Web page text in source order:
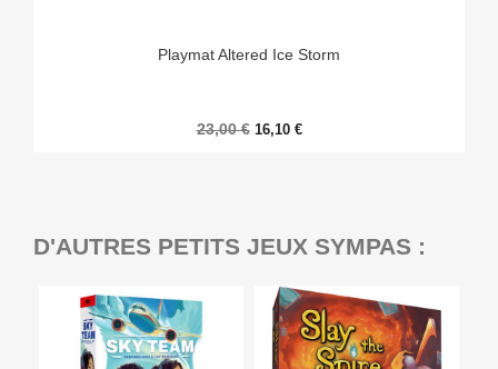
Playmat Altered Ice Storm
23,00 € 16,10 €
D'AUTRES PETITS JEUX SYMPAS :